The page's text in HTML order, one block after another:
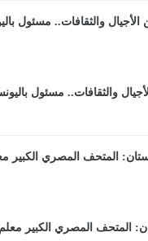
والثقافات.. مسئول
المتحف المصري الكبير